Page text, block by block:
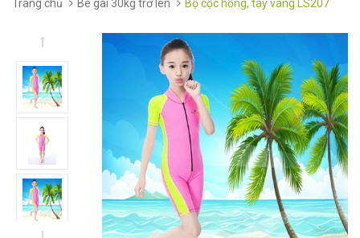
Trang chủ Bé gái 30kg trở lên Bộ cộc hồng, tay vàng LS207